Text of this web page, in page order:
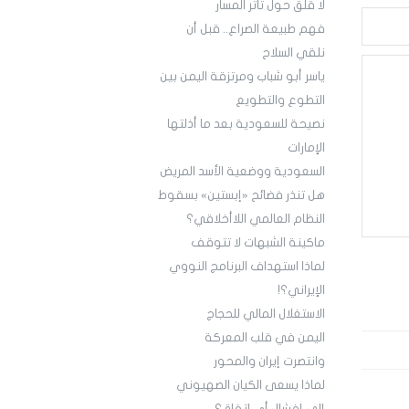
لا قلق حول تأثر المسار
فهم طبيعة الصراع.. قبل أن
نلقي السلاح
ياسر أبو شباب ومرتزقة اليمن بين
التطوع والتطويع
نصيحة للسعودية بعد ما أذلتها
الإمارات
السعودية ووضعية الأسد المريض
هل تنذر فضائح «إبستين» بسقوط
النظام العالمي اللاأخلاقي؟
ماكينة الشبهات لا تتوقف
لماذا استهداف البرنامج النووي
الإيراني؟!
‏الاستغلال المالي للحجاج
اليمن في قلب المعركة
‏لماذا يسعى الكيان الصهيوني